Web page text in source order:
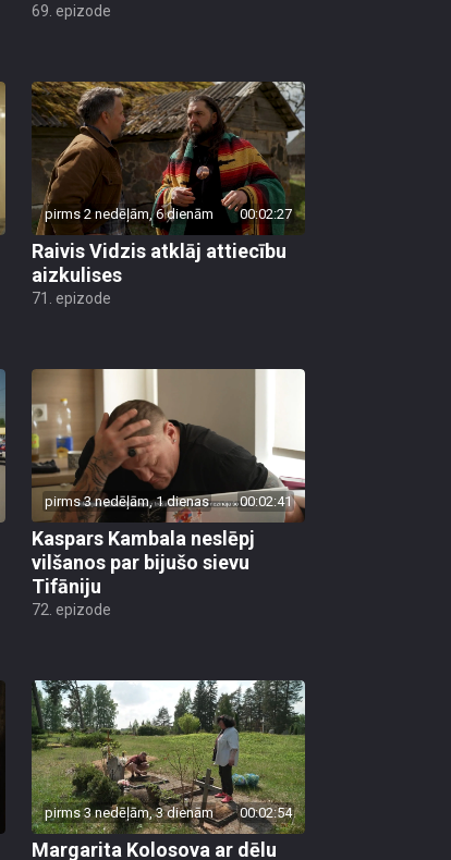
69. epizode
pirms 2 nedēļām, 6 dienām 00:02:27
Raivis Vidzis atklāj attiecību
aizkulises
71. epizode
pirms 3 nedēļām, 1 dienas 00:02:41
Kaspars Kambala neslēpj
vilšanos par bijušo sievu
Tifāniju
72. epizode
pirms 3 nedēļām, 3 dienām 00:02:54
Margarita Kolosova ar dēlu